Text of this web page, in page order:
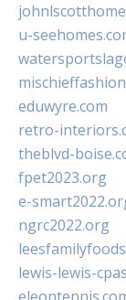
u-
eduwyre.com
retro-
theblvd-
fpet2023.org
e-
ngrc2022.org
lewis-lewis-